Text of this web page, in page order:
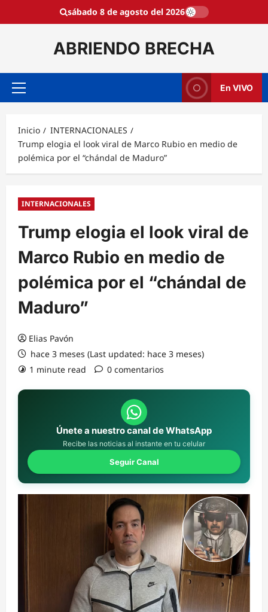
sábado 8 de agosto del 2026
ABRIENDO BRECHA
Menú
En VIVO
Inicio
INTERNACIONALES
Trump elogia el look viral de Marco Rubio en medio de
polémica por el “chándal de Maduro”
INTERNACIONALES
Trump elogia el look viral de
Marco Rubio en medio de
polémica por el “chándal de
Maduro”
Elias Pavón
hace 3 meses (Last updated: hace 3 meses)
1 minute read
0 comentarios
Únete a nuestro canal de WhatsApp
Recibe las noticias al instante en tu celular
Seguir Canal